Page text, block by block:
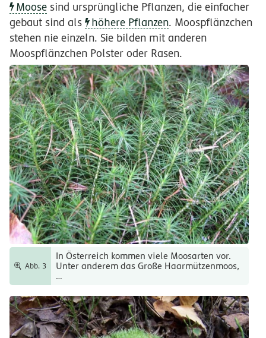
Moose sind ursprüngliche Pflanzen, die einfacher
gebaut sind als
höhere Pflanzen. Moospflänzchen
stehen nie einzeln. Sie bilden mit anderen
Moospflänzchen Polster oder Rasen.
Abb. 3
In Österreich kommen viele Moosarten vor.
Unter anderem das Große Haarmützenmoos,
…